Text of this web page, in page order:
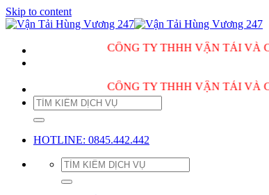
Skip to content
CÔNG TY THHH VẬN TẢI VÀ
CÔNG TY THHH VẬN TẢI VÀ
HOTLINE: 0845.442.442